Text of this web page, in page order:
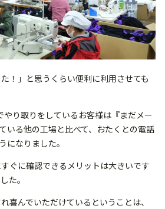
！」と思うくらい便利に利用させても
り取りをしているお客様は『まだメー
いる他の工場と比べて、おたくとの電話
になりました。
ぐに確認できるメリットは大きいです
た。
喜んでいただけているということは、